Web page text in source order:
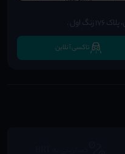
تاکسی آنلاین